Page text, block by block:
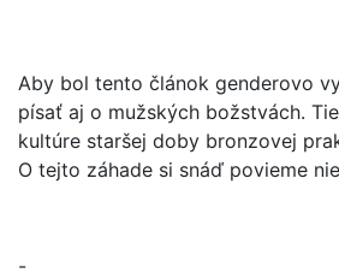
Aby bol tento článok genderovo
písať aj o mužských božstvách.
kultúre staršej doby bronzovej
O tejto záhade si snáď povieme
-